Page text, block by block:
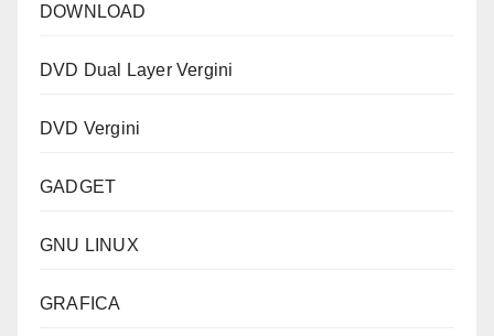
DOWNLOAD
DVD Dual Layer Vergini
DVD Vergini
GADGET
GNU LINUX
GRAFICA